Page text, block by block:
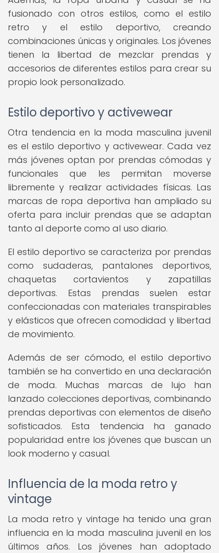
fusionado con otros estilos, como el estilo
retro y el estilo deportivo, creando
combinaciones únicas y originales. Los jóvenes
tienen la libertad de mezclar prendas y
accesorios de diferentes estilos para crear su
propio look personalizado.
Estilo deportivo y activewear
Otra tendencia en la moda masculina juvenil
es el estilo deportivo y activewear. Cada vez
más jóvenes optan por prendas cómodas y
funcionales que les permitan moverse
libremente y realizar actividades físicas. Las
marcas de ropa deportiva han ampliado su
oferta para incluir prendas que se adaptan
tanto al deporte como al uso diario.
El estilo deportivo se caracteriza por prendas
como sudaderas, pantalones deportivos,
chaquetas cortavientos y zapatillas
deportivas. Estas prendas suelen estar
confeccionadas con materiales transpirables
y elásticos que ofrecen comodidad y libertad
de movimiento.
Además de ser cómodo, el estilo deportivo
también se ha convertido en una declaración
de moda. Muchas marcas de lujo han
lanzado colecciones deportivas, combinando
prendas deportivas con elementos de diseño
sofisticados. Esta tendencia ha ganado
popularidad entre los jóvenes que buscan un
look moderno y casual.
Influencia de la moda retro y
vintage
La moda retro y vintage ha tenido una gran
influencia en la moda masculina juvenil en los
últimos años. Los jóvenes han adoptado